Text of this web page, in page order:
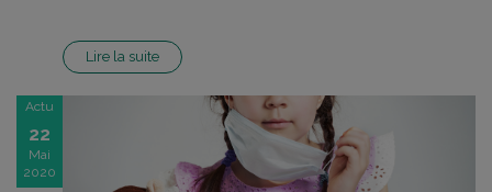
Lire la suite
Actu
22
Mai
2020